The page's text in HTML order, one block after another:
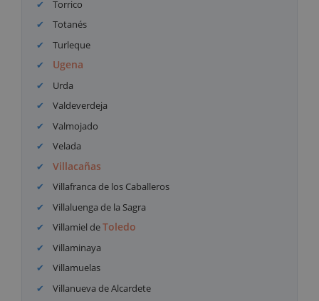
Torrico
Totanés
Turleque
Ugena
Urda
Valdeverdeja
Valmojado
Velada
Villacañas
Villafranca de los Caballeros
Villaluenga de la Sagra
Villamiel deToledo
Villaminaya
Villamuelas
Villanueva de Alcardete